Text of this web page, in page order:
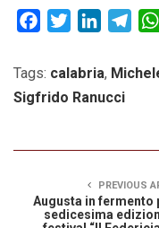
FacebookTwitterLinkedIn
Tags: calabria,
Sigfrido Ranucci
PREVIOUS
Augusta in fermento
sedicesima